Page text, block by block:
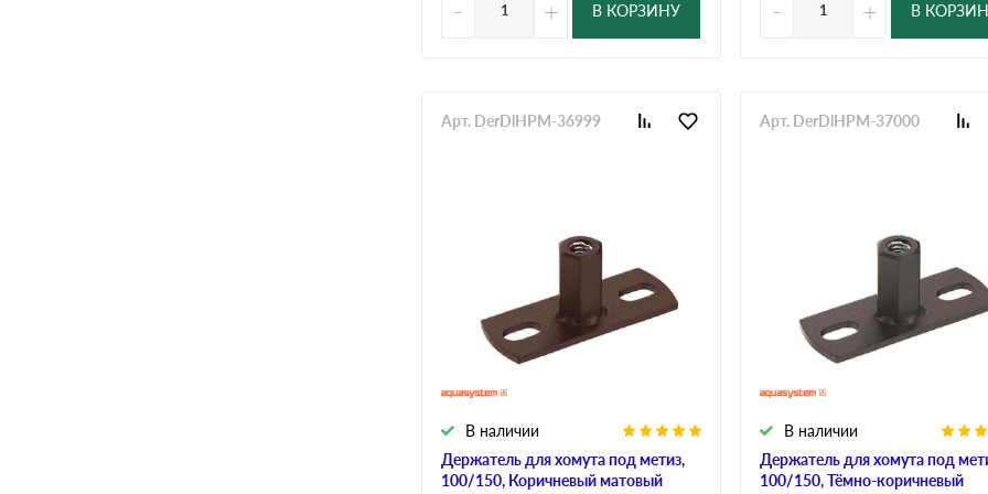
- + В КОРЗИНУ - + В
Держатель для хомута под метиз,
100/150, Коричневый матовый
В наличии
Арт. DerDlHPM-36999
Держатель для хомута под
100/150, Тёмно-коричневый
В наличии
Арт. DerDlHPM-37000